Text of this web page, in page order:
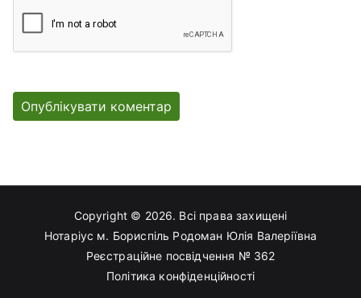
Copyright © 2026. Всі права захищені
Нотаріус м. Бориспіль Родоман Юлія Валеріївна
Реєстраційне посвідчення № 362
Політика конфіденційності